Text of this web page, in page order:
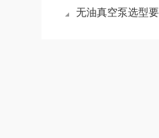
无油真空泵选型要考